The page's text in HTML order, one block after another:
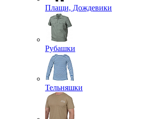
Плащи, Дождевики
Рубашки
Тельняшки